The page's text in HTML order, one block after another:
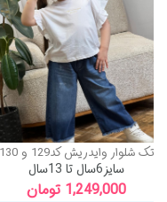
تک شلوارک 4جیب عالی
971,100 تومان
1,079,000